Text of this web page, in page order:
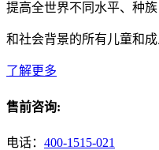
提高全世界不同水平、种族
和社会背景的所有儿童和
了解更多
售前咨询:
电话： 400-1515-021